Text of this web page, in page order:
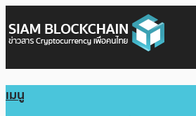
เมนู